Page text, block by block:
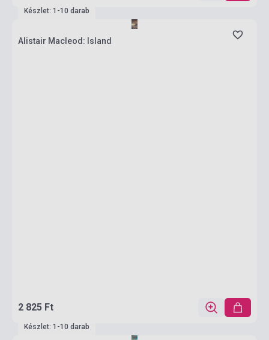
Készlet: 1-10 darab
Alistair Macleod: Island
2 825 Ft
Készlet: 1-10 darab